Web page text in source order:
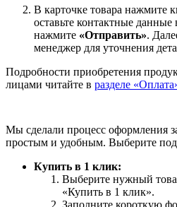
В карточке товара нажмите
оставьте контактные
нажмите «Отправить».
менеджер для уточнения
Подробности приобретения
лицами читайте в разделе
Мы сделали процесс оформления
простым и удобным. Выберите
Купить в 1 клик:
Выберите нужный
«Купить в 1 клик».
Заполните короткую